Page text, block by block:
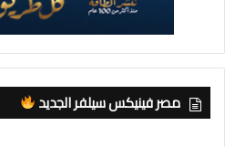
مصر فينيكس سيلفر الجديد